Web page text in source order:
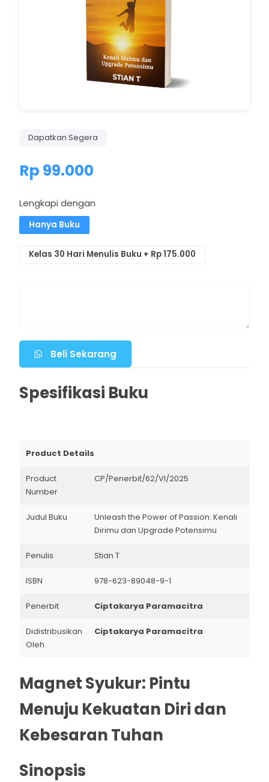
Dapatkan Segera
Rp 99.000
Lengkapi dengan
Hanya Buku
Kelas 30 Hari Menulis Buku + Rp 175.000
Beli Sekarang
Spesifikasi Buku
Product Details
Product
Number
CP/Penerbit/62/VI/2025
Judul Buku
Unleash the Power of Passion: Kenali
Dirimu dan Upgrade Potensimu
Penulis Stian T
ISBN 978-623-89048-9-1
Penerbit Ciptakarya Paramacitra
Didistribusikan
Oleh
Ciptakarya Paramacitra
Magnet Syukur: Pintu
Menuju Kekuatan Diri dan
Kebesaran Tuhan
Sinopsis